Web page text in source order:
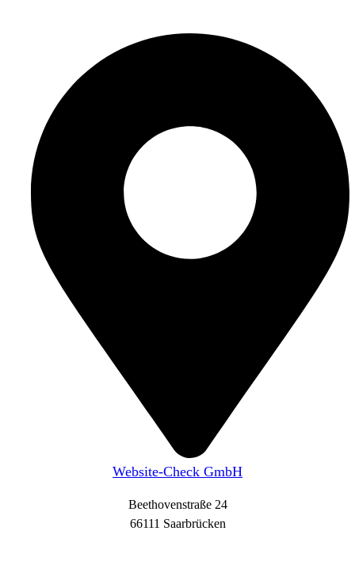
Website-Check GmbH
Beethovenstraße 24
66111 Saarbrücken